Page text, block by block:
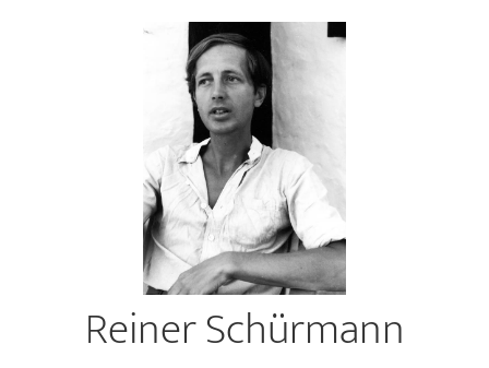
Reiner Schürmann